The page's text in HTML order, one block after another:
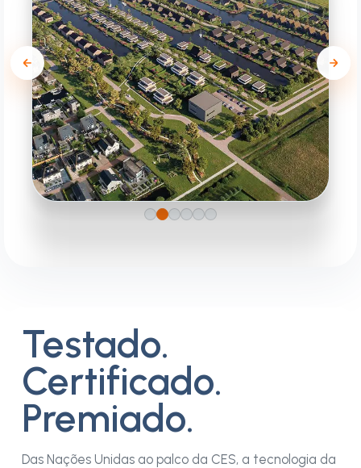
Projeto residencial
Testado.
Certificado.
Premiado.
Das Nações Unidas ao palco da CES, a tecnologia da